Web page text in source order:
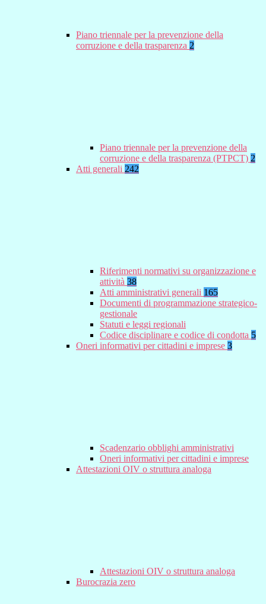
Piano triennale per la prevenzione della
corruzione e della trasparenza 2
Piano triennale per la prevenzione della
corruzione e della trasparenza (PTPCT) 2
Atti generali 242
Riferimenti normativi su organizzazione e
attività 38
Atti amministrativi generali 165
Documenti di programmazione strategico-
gestionale
Statuti e leggi regionali
Codice disciplinare e codice di condotta 5
Oneri informativi per cittadini e imprese 3
Scadenzario obblighi amministrativi
Oneri informativi per cittadini e imprese
Attestazioni OIV o struttura analoga
Attestazioni OIV o struttura analoga
Burocrazia zero